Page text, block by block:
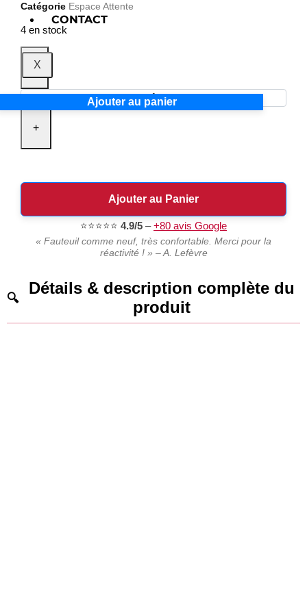
CONTACT
X
Catégorie Espace Attente
4 en stock
-
+
Ajouter au panier
Ajouter au Panier
⭐⭐⭐⭐⭐ 4.9/5 –+80 avis Google
« Fauteuil comme neuf, très confortable. Merci pour la
réactivité ! » – A. Lefèvre
Détails & description complète du
produit